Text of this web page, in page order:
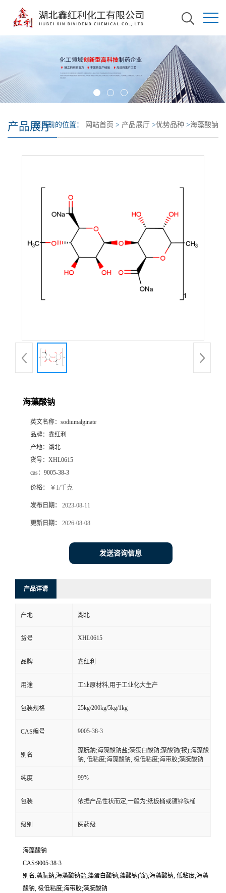
产品展厅您当前的位置： 网站首页 > 产品展厅 >优势品种 >海藻酸钠
海藻酸钠
英文名称： sodiumalginate
品牌： 鑫红利
产地： 湖北
货号： XHL0615
cas： 9005-38-3
价格： ￥1/千克
发布日期： 2023-08-11
更新日期： 2026-08-08
发送咨询信息
产品详请
产地 湖北
货号 XHL0615
品牌 鑫红利
用途 工业原材料,用于工业化大生产
包装规格 25kg/200kg/5kg/1kg
CAS编号 9005-38-3
别名
藻朊鈉;海藻酸钠盐;藻蛋白酸钠;藻酸钠(铵);海藻酸
钠, 低粘度;海藻酸钠, 极低粘度;海带胶;藻朊酸钠
纯度 99%
包装 依据产品性状而定,一般为:纸板桶或镀锌铁桶
级别 医药级
海藻酸钠
CAS:9005-38-3
别名:藻朊鈉;海藻酸钠盐;藻蛋白酸钠;藻酸钠(铵);海藻酸钠, 低粘度;海藻
酸钠, 极低粘度;海带胶;藻朊酸钠